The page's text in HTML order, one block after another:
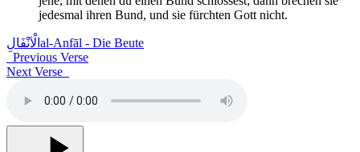
jedesmal ihren Bund, und sie fürchten Gott nicht.
الْاَنْفَالِ al-Anfāl - Die Beute
Previous Verse
Next Verse